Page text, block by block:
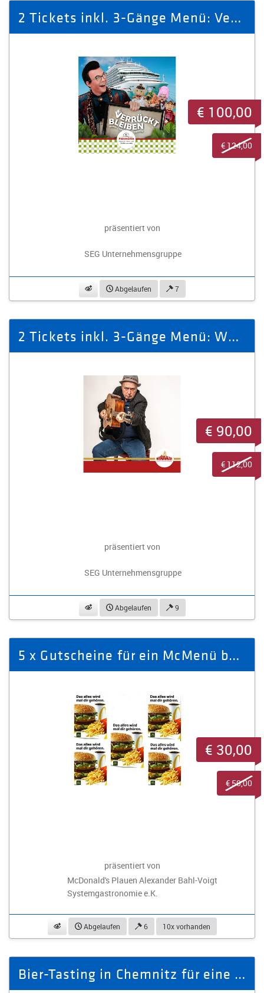
2 Tickets inkl. 3-Gänge Menü: Verrückt bleiben-Wenn Puppen einschiffen
präsentiert von
SEG Unternehmensgruppe
beobachtenAbgelaufen 7
€ 100,00
€ 124,00
2 Tickets inkl. 3-Gänge Menü: WER IST HIER IRRE!
präsentiert von
SEG Unternehmensgruppe
beobachtenAbgelaufen 9
€ 90,00
€ 112,00
5 x Gutscheine für ein McMenü bei McDonald’s in Plauen
präsentiert von
McDonald's Plauen Alexander Bahl-Voigt
Systemgastronomie e.K.
beobachtenAbgelaufen 6 10x vorhanden
€ 30,00
€ 50,00
Bier-Tasting in Chemnitz für eine Person